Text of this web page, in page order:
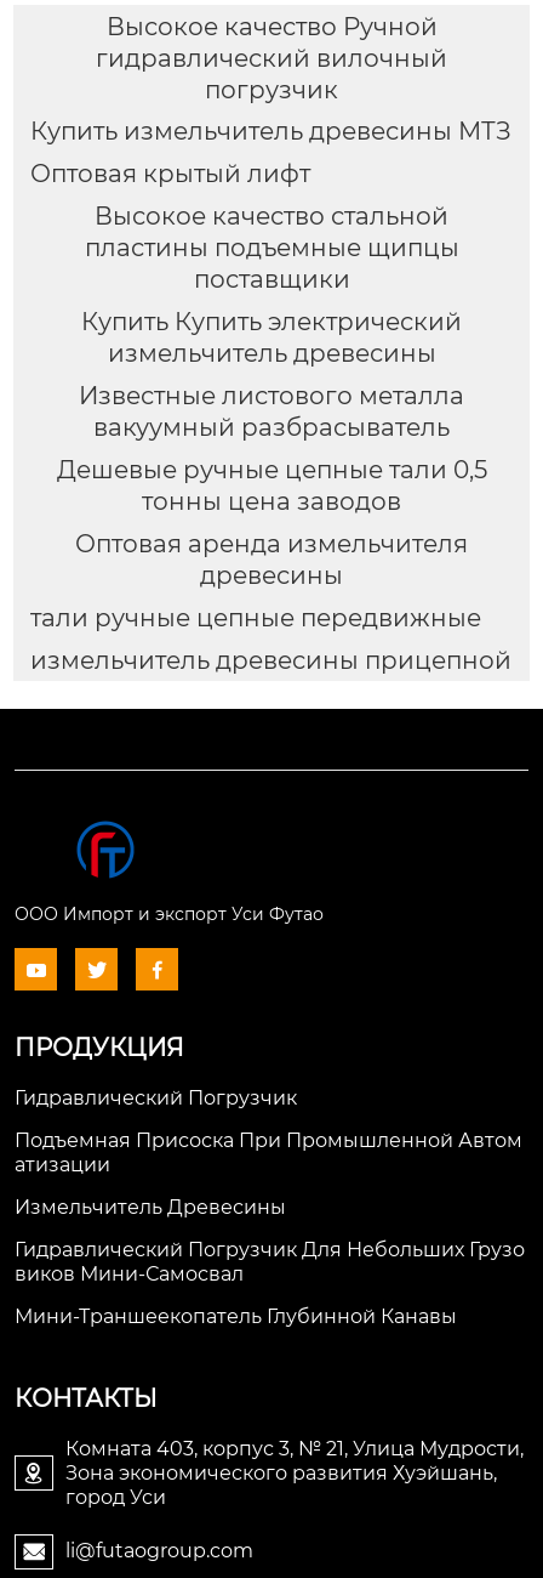
Высокое качество Ручной
гидравлический вилочный
погрузчик
Купить измельчитель древесины МТЗ
Оптовая крытый лифт
Высокое качество стальной
пластины подъемные щипцы
поставщики
Купить Купить электрический
измельчитель древесины
Известные листового металла
вакуумный разбрасыватель
Дешевые ручные цепные тали 0,5
тонны цена заводов
Оптовая аренда измельчителя
древесины
тали ручные цепные передвижные
измельчитель древесины прицепной
ООО Импорт и экспорт Уси Футао
  
ПРОДУКЦИЯ
Гидравлический Погрузчик
Подъемная Присоска При Промышленной Автом
Атизации
Измельчитель Древесины
Гидравлический Погрузчик Для Небольших Грузо
Виков Мини-Самосвал
Мини-Траншеекопатель Глубинной Канавы
КОНТАКТЫ

Комната 403, корпус 3, № 21, Улица Мудрости,
Зона экономического развития Хуэйшань,
город Уси
 li@futaogroup.com